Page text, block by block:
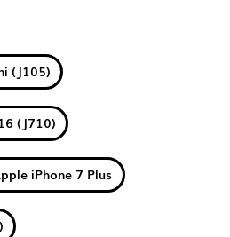
(J105)
(J710)
iPhone 7 Plus